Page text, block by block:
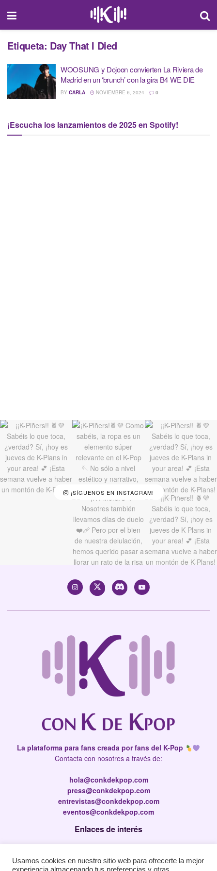
Etiqueta: Day That I Died
WOOSUNG y Dojoon convierten La Riviera de
Madrid en un ‘brunch’ con la gira B4 WE DIE
BY CARLA NOVIEMBRE 6, 2024 0
¡Escucha los lanzamientos de 2025 en Spotify!
¡SÍGUENOS EN INSTAGRAM!
La plataforma para fans creada por fans del K-Pop
Contacta con nosotres a través de:
hola@conkdekpop.com
press@conkdekpop.com
entrevistas@conkdekpop.com
eventos@conkdekpop.com
Enlaces de interés
Política de privacidad
Usamos cookies en nuestro sitio web para ofrecerte la mejor